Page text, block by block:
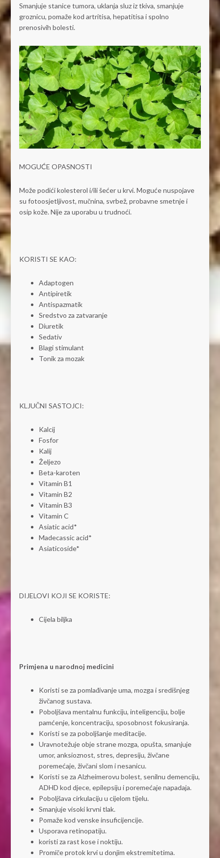
Smanjuje stanice tumora, uklanja sluz iz tkiva, smanjuje
groznicu, pomaže kod artritisa, hepatitisa i spolno
prenosivih bolesti.
MOGUĆE OPASNOSTI
Može podići kolesterol i/ili šećer u krvi. Moguće nuspojave
su fotoosjetljivost, mučnina, svrbež, probavne smetnje i
osip kože. Nije za uporabu u trudnoći.
KORISTI SE KAO:
Adaptogen
Antipiretik
Antispazmatik
Sredstvo za zatvaranje
Diuretik
Sedativ
Blagi stimulant
Tonik za mozak
KLJUČNI SASTOJCI:
Kalcij
Fosfor
Kalij
Željezo
Beta-karoten
Vitamin B1
Vitamin B2
Vitamin B3
Vitamin C
Asiatic acid*
Madecassic acid*
Asiaticoside*
DIJELOVI KOJI SE KORISTE:
Cijela biljka
Primjena u narodnoj medicini
Koristi se za pomlađivanje uma, mozga i središnjeg
živčanog sustava.
Poboljšava mentalnu funkciju, inteligenciju, bolje
pamćenje, koncentraciju, sposobnost fokusiranja.
Koristi se za poboljšanje meditacije.
Uravnotežuje obje strane mozga, opušta, smanjuje
umor, anksioznost, stres, depresiju, živčane
poremećaje, živčani slom i nesanicu.
Koristi se za Alzheimerovu bolest, senilnu demenciju,
ADHD kod djece, epilepsiju i poremećaje napadaja.
Poboljšava cirkulaciju u cijelom tijelu.
Smanjuje visoki krvni tlak.
Pomaže kod venske insuficijencije.
Usporava retinopatiju.
koristi za rast kose i noktiju.
Promiče protok krvi u donjim ekstremitetima.